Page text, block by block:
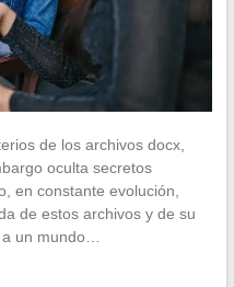
de los archivos docx,
oculta secretos
en constante evolución,
de estos archivos y de su
a un mundo…